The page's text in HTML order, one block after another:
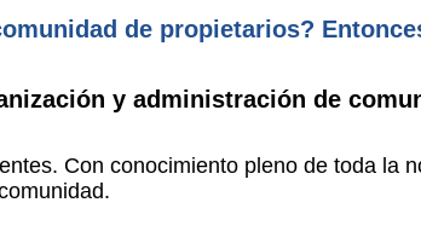
de propietarios?
y administración de
Con conocimiento pleno de toda la